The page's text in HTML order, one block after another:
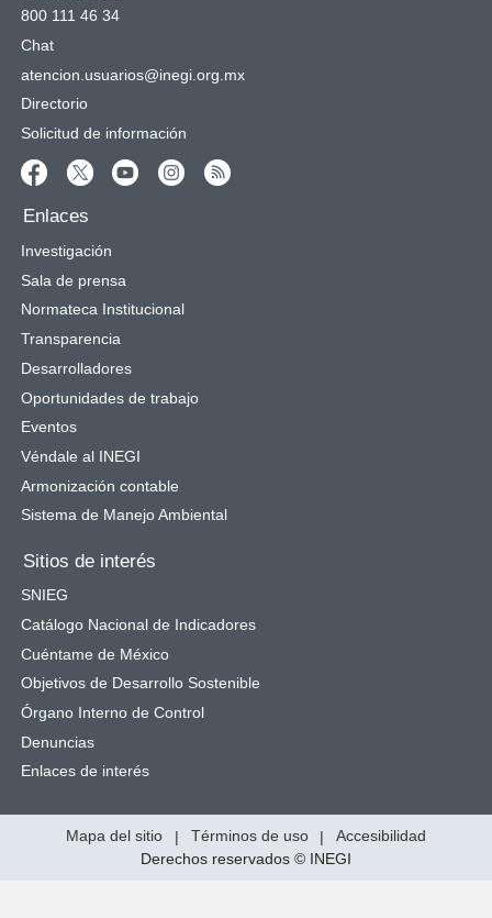
800 111 46 34
Chat
atencion.usuarios@inegi.org.mx
Directorio
Solicitud de información
Enlaces
Investigación
Sala de prensa
Normateca Institucional
Transparencia
Desarrolladores
Oportunidades de trabajo
Eventos
Véndale al INEGI
Armonización contable
Sistema de Manejo Ambiental
Sitios de interés
SNIEG
Catálogo Nacional de Indicadores
Cuéntame de México
Objetivos de Desarrollo Sostenible
Órgano Interno de Control
Denuncias
Enlaces de interés
Mapa del sitio | Términos de uso |
Accesibilidad
Derechos reservados © INEGI